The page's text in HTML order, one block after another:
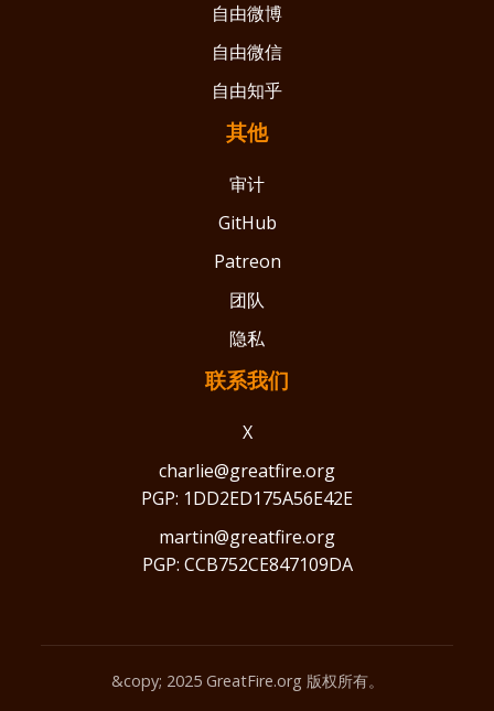
自由微博
自由微信
自由知乎
其他
审计
GitHub
Patreon
团队
隐私
联系我们
X
charlie@greatfire.org
PGP: 1DD2ED175A56E42E
martin@greatfire.org
PGP: CCB752CE847109DA
&copy; 2025 GreatFire.org 版权所有。